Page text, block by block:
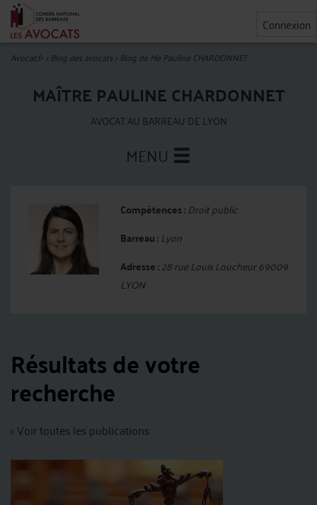
Connexion
Avocat.fr>Blog des avocats >Blog de Me Pauline CHARDONNET
MAÎTRE PAULINE CHARDONNET
AVOCAT AU BARREAU DE LYON
MENU
Compétences : Droit public
Barreau : Lyon
Adresse :28 rue Louis Loucheur 69009
LYON
Résultats de votre
recherche
< Voir toutes les publications